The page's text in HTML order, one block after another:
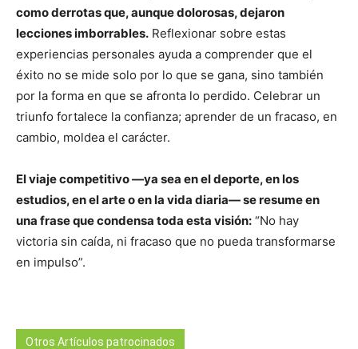
como derrotas que, aunque dolorosas, dejaron
lecciones imborrables. Reflexionar sobre estas
experiencias personales ayuda a comprender que el
éxito no se mide solo por lo que se gana, sino también
por la forma en que se afronta lo perdido. Celebrar un
triunfo fortalece la confianza; aprender de un fracaso, en
cambio, moldea el carácter.
El viaje competitivo —ya sea en el deporte, en los
estudios, en el arte o en la vida diaria— se resume en
una frase que condensa toda esta visión: “No hay
victoria sin caída, ni fracaso que no pueda transformarse
en impulso”.
Otros Artículos patrocinados